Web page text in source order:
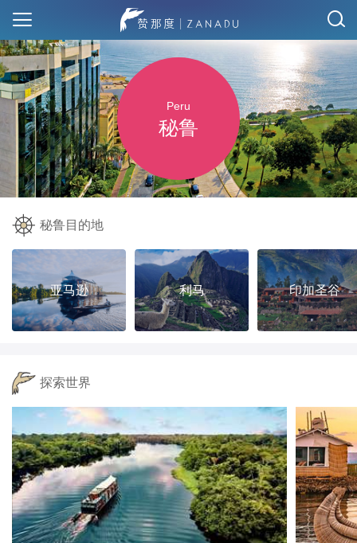
Peru
秘鲁
秘鲁目的地
亚马逊 利马 印加圣谷
探索世界